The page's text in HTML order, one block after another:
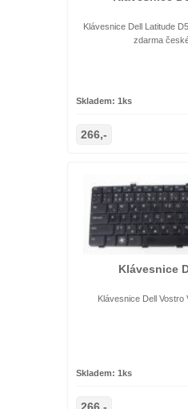
Klávesnice Dell Latitude
zdarma
Skladem: 1ks
266,-
Klávesnice
Klávesnice Dell
Skladem: 1ks